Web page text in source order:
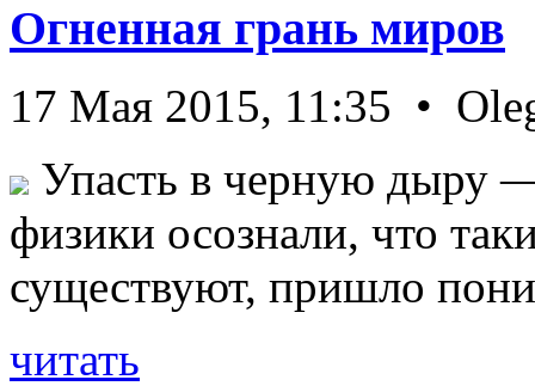
Огненная грань миров
17 Мая 2015, 11:35 •
Упасть в черную дыру
физики осознали, что
существуют, пришло
читать